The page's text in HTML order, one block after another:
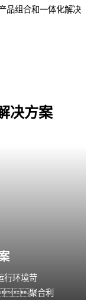
品组合和一体化解决
决方案
行环境苛
聚合利